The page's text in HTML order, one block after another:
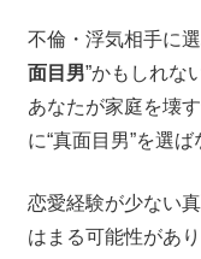
不倫・浮気相手に
面目男”かもしれな
あなたが家庭を壊
に“真面目男”を選
恋愛経験が少ない
はまる可能性があ